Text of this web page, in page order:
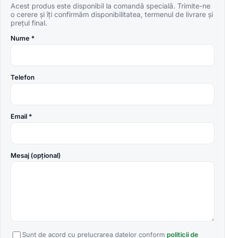
Acest produs este disponibil la comandă specială. Trimite-ne
o cerere și îți confirmăm disponibilitatea, termenul de livrare și
prețul final.
Nume *
Telefon
Email *
Mesaj (opțional)
Sunt de acord cu prelucrarea datelor conform politicii de